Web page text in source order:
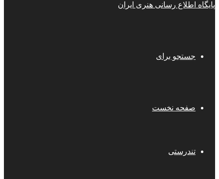
پایگاه اطلاع رسانی هنری ایران
جستجو برای
صفحه نخست
تندرستی